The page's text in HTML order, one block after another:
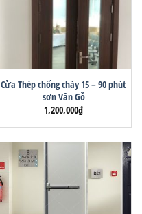
Cửa Thép chống cháy 15 – 90 phút
sơn Vân Gỗ
1,200,000₫